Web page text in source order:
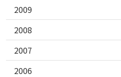
2009
2008
2007
2006